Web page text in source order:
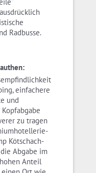
Radbusse.
einfachere
und
zu tragen
Kötschach-
Abgabe im
Anteil